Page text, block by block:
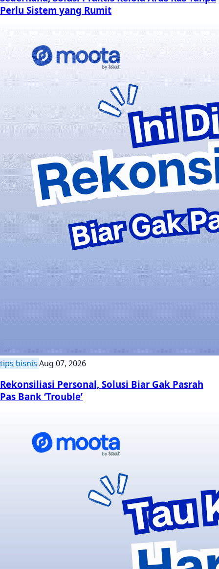
Perlu Sistem yang Rumit
tips bisnis Aug 07, 2026
Rekonsiliasi Personal, Solusi Biar Gak Pasrah
Pas Bank ‘Trouble’